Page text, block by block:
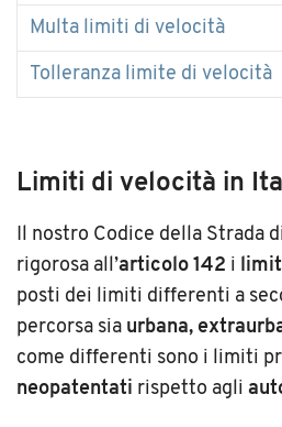
Multa limiti di velocità
Tolleranza limite di velocità
Limiti di velocità in
Il nostro Codice della Strada
rigorosa all’articolo 142 i
posti dei limiti differenti a
percorsa sia urbana,
come differenti sono i limiti
neopatentati rispetto agli